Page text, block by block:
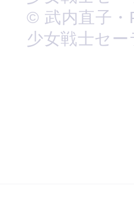
© 武内直子・
少女戦士セ